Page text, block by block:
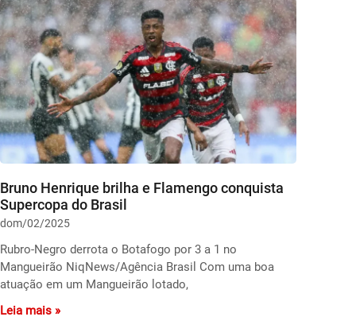
Bruno Henrique brilha e Flamengo conquista
Supercopa do Brasil
dom/02/2025
Rubro-Negro derrota o Botafogo por 3 a 1 no
Mangueirão NiqNews/Agência Brasil Com uma boa
atuação em um Mangueirão lotado,
Leia mais »